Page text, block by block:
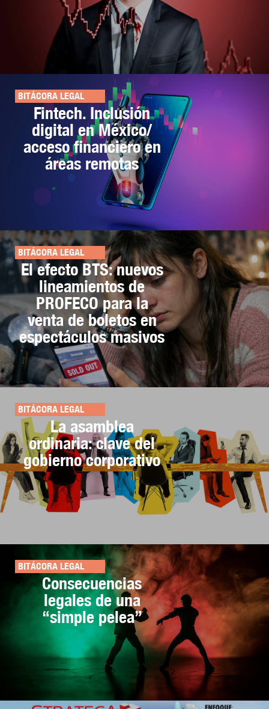
BITÁCORA LEGAL
Fintech. Inclusión
digital en México/
acceso financiero en
áreas remotas
BITÁCORA LEGAL
El efecto BTS: nuevos
lineamientos de
PROFECO para la
venta de boletos en
espectáculos masivos
BITÁCORA LEGAL
La asamblea
ordinaria: clave del
gobierno corporativo
BITÁCORA LEGAL
Consecuencias
legales de una
“simple pelea”